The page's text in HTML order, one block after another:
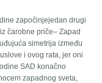
započinjejedan drugi
čarobne priče– Zapad
simetrija između
i ovog rata, jer oni
SAD konačno
zapadnog sveta,